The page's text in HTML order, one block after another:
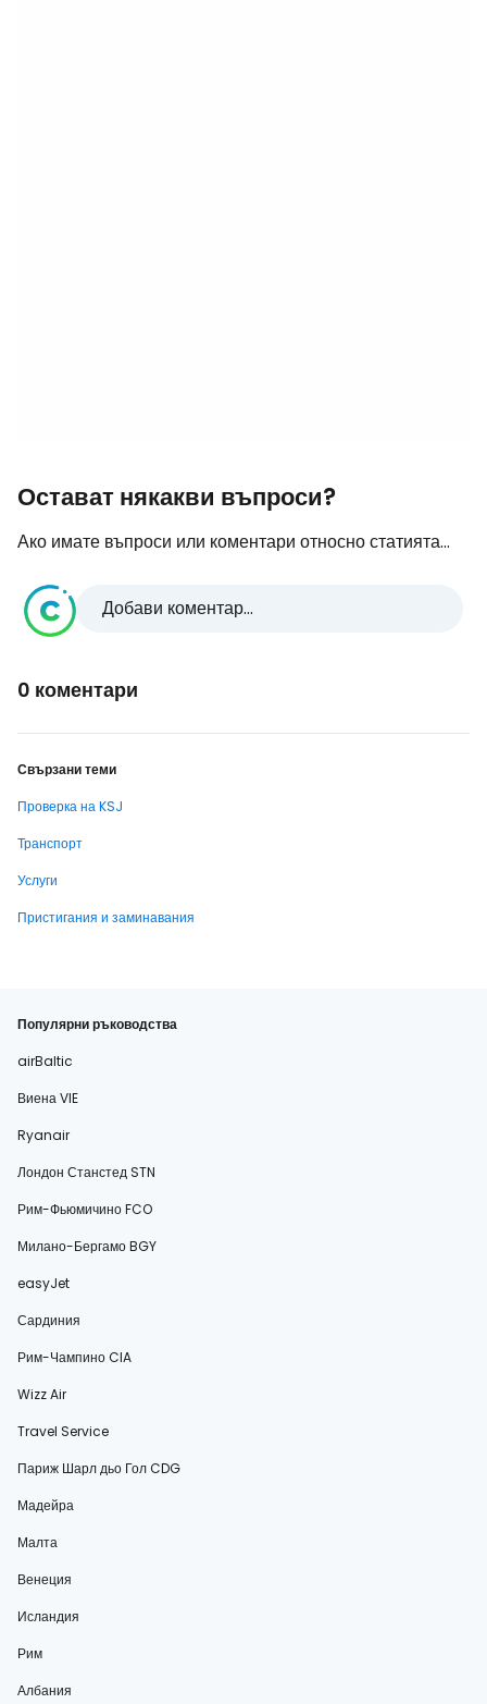
Остават някакви въпроси?
Ако имате въпроси или коментари относно статията...
Добави коментар...
0 коментари
Свързани теми
Проверка на KSJ
Транспорт
Услуги
Пристигания и заминавания
Популярни ръководства
airBaltic
Виена VIE
Ryanair
Лондон Станстед STN
Рим-Фьюмичино FCO
Милано-Бергамо BGY
easyJet
Сардиния
Рим-Чампино CIA
Wizz Air
Travel Service
Париж Шарл дьо Гол CDG
Мадейра
Малта
Венеция
Исландия
Рим
Албания